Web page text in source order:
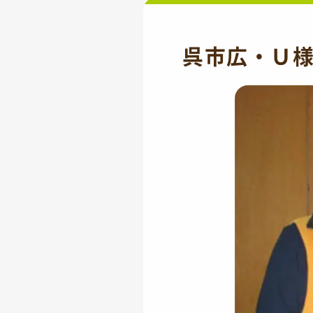
呉市広・Ｕ